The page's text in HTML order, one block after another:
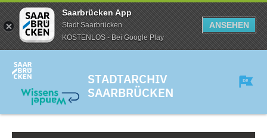
Saarbrücken App
Stadt Saarbrücken
KOSTENLOS - Bei Google Play
ANSEHEN
STADTARCHIV
SAARBRÜCKEN